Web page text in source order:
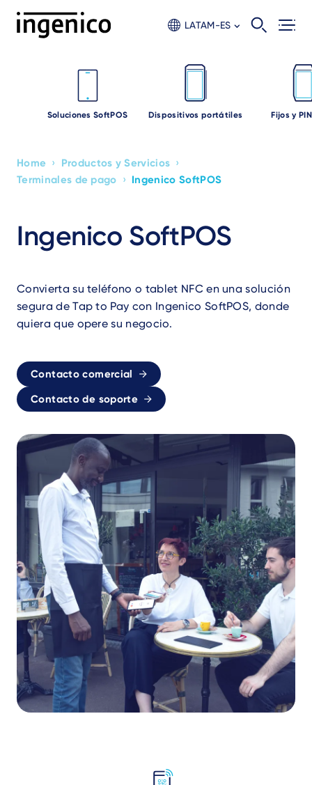
LATAM-ES
Soluciones SoftPOS Dispositivos portátiles Fijos y
Ingenico SoftPOS
Convierta su teléfono o tablet NFC en una solución
segura de Tap to Pay con Ingenico SoftPOS, donde
quiera que opere su negocio.
Contacto comercial
Contacto de soporte
Breadcrumb
Home › Productos y Servicios ›
Terminales de pago › Ingenico SoftPOS